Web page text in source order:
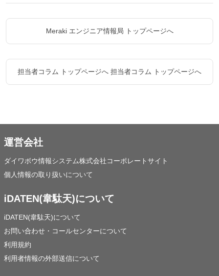
Meraki エンジニア情報局 トップページへ
担当者コラム トップページへ 担当者コラム トップページへ
運営会社
ダイワボウ情報システム株式会社コーポレートサイト
個人情報の取り扱いについて
iDATEN(韋駄天)について
iDATEN(韋駄天)について
お問い合わせ・コールセンターについて
利用規約
利用者情報の外部送信について